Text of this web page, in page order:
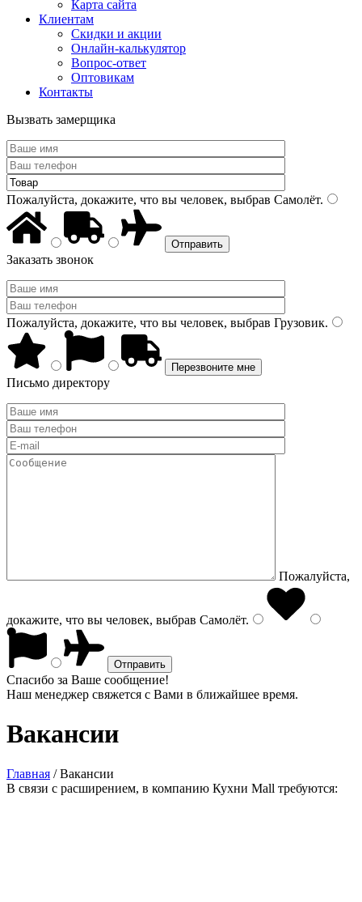
Карта сайта
Клиентам
Скидки и акции
Онлайн-калькулятор
Вопрос-ответ
Оптовикам
Контакты
Вызвать замерщика
Пожалуйста, докажите, что вы человек, выбрав Самолёт.
Заказать звонок
Пожалуйста, докажите, что вы человек, выбрав Грузовик.
Письмо директору
Пожалуйста,
докажите, что вы человек, выбрав Самолёт.
Спасибо за Ваше сообщение!
Наш менеджер свяжется с Вами в ближайшее время.
Вакансии
Главная /Вакансии
В связи с расширением, в компанию Кухни Mall требуются: